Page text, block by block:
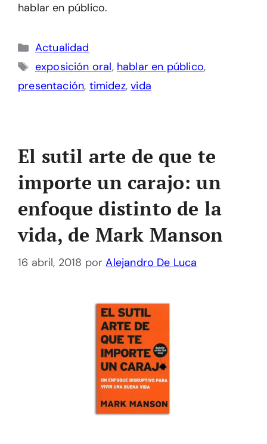
hablar en público.
Categorías
Actualidad
Etiquetas
exposición oral, hablar en público,
presentación, timidez,vida
El sutil arte de que te
importe un carajo: un
enfoque distinto de la
vida, de Mark Manson
16 abril, 2018 porAlejandro De Luca